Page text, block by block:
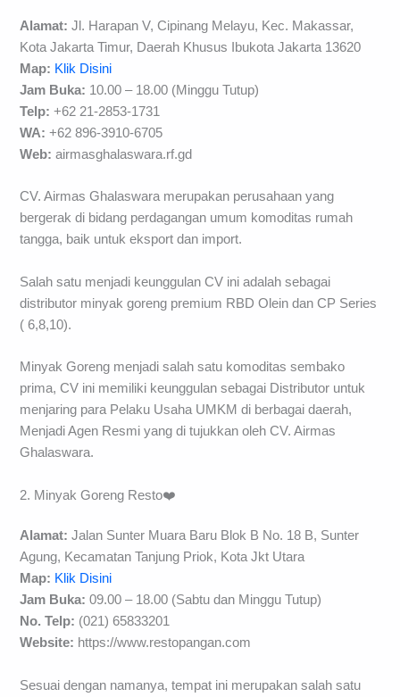
Alamat: Jl. Harapan V, Cipinang Melayu, Kec. Makassar,
Kota Jakarta Timur, Daerah Khusus Ibukota Jakarta 13620
Map: Klik Disini
Jam Buka: 10.00 – 18.00 (Minggu Tutup)
Telp: +62 21-2853-1731
WA: +62 896-3910-6705
Web: airmasghalaswara.rf.gd
CV. Airmas Ghalaswara merupakan perusahaan yang
bergerak di bidang perdagangan umum komoditas rumah
tangga, baik untuk eksport dan import.
Salah satu menjadi keunggulan CV ini adalah sebagai
distributor minyak goreng premium RBD Olein dan CP Series
( 6,8,10).
Minyak Goreng menjadi salah satu komoditas sembako
prima, CV ini memiliki keunggulan sebagai Distributor untuk
menjaring para Pelaku Usaha UMKM di berbagai daerah,
Menjadi Agen Resmi yang di tujukkan oleh CV. Airmas
Ghalaswara.
2. Minyak Goreng Resto❤️
Alamat:Jalan Sunter Muara Baru Blok B No. 18 B, Sunter
Agung, Kecamatan Tanjung Priok, Kota Jkt Utara
Map: Klik Disini
Jam Buka:09.00 – 18.00 (Sabtu dan Minggu Tutup)
No. Telp: (021) 65833201
Website: https://www.restopangan.com
Sesuai dengan namanya, tempat ini merupakan salah satu